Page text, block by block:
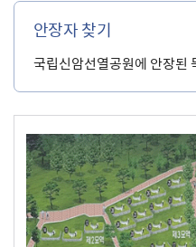
안장자 찾기
국립신암선열공원에 안장된